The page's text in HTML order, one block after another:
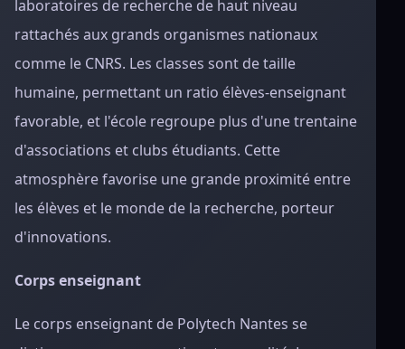
laboratoires de recherche de haut niveau
rattachés aux grands organismes nationaux
comme le CNRS. Les classes sont de taille
humaine, permettant un ratio élèves-enseignant
favorable, et l'école regroupe plus d'une trentaine
d'associations et clubs étudiants. Cette
atmosphère favorise une grande proximité entre
les élèves et le monde de la recherche, porteur
d'innovations.
Corps enseignant
Le corps enseignant de Polytech Nantes se